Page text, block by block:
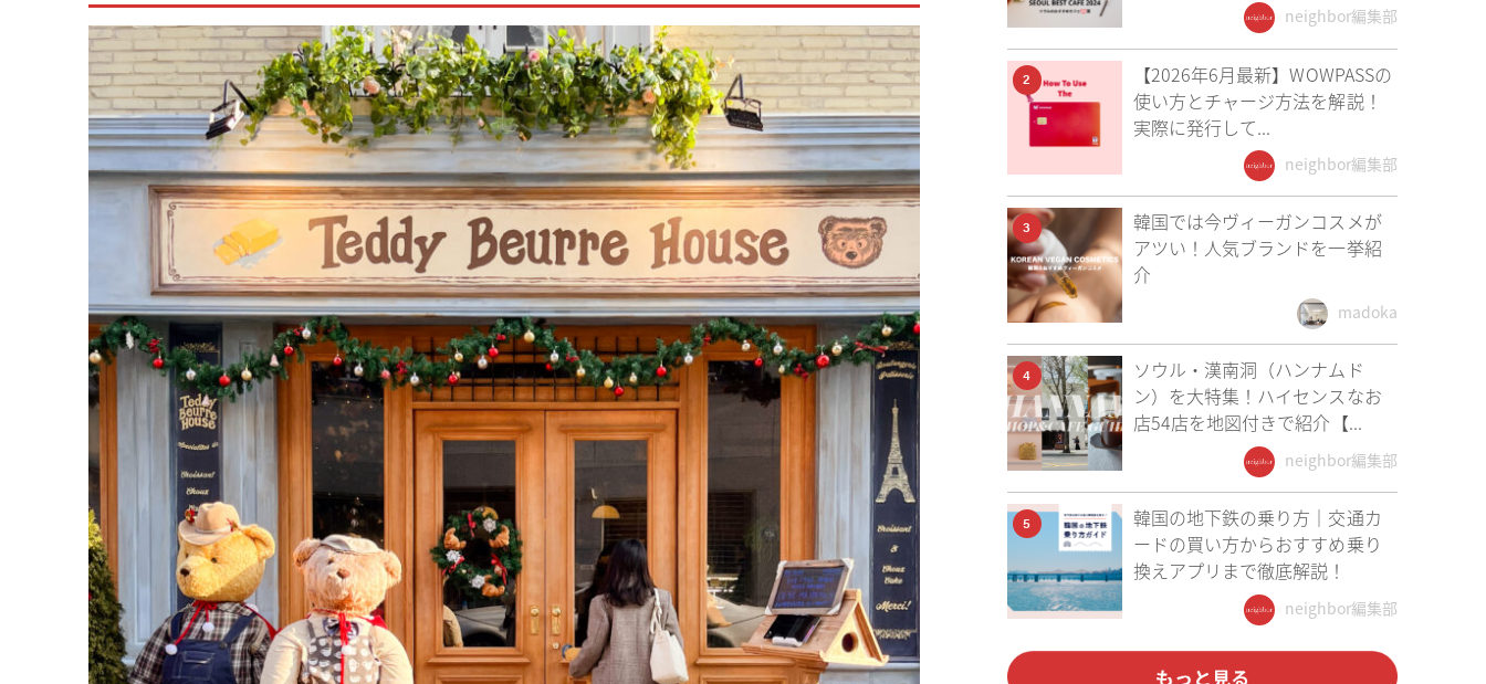
neighbor編集部
2
【2026年6月最新】WOWPASSの
使い方とチャージ方法を解説！
実際に発行して...
neighbor編集部
3
韓国では今ヴィーガンコスメが
アツい！人気ブランドを一挙紹
介
madoka
4
ソウル・漢南洞（ハンナムド
ン）を大特集！ハイセンスなお
店54店を地図付きで紹介【...
neighbor編集部
5
韓国の地下鉄の乗り方｜交通カ
ードの買い方からおすすめ乗り
換えアプリまで徹底解説！
neighbor編集部